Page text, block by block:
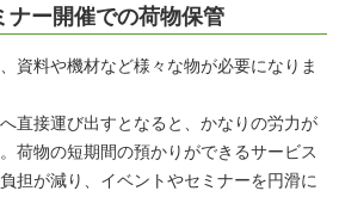
ナー開催での荷物保管
資料や機材など様々な物が必要になりま
直接運び出すとなると、かなりの労力が
荷物の短期間の預かりができるサービス
担が減り、イベントやセミナーを円滑に